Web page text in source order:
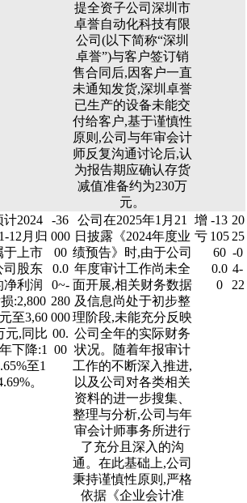
提全资子公司深圳市
卓誉自动化科技有限
公司(以下简称“深圳
卓誉”)与客户签订销
售合同后,因客户一直
未通知发货,深圳卓誉
已生产的设备未能交
付给客户,基于谨慎性
原则,公司与年审会计
师反复沟通讨论后,认
为报告期应确认存货
减值准备约为230万
元。
计2024
12月归
于上市
司股东
净利润
:2,800
至3,60
元,同比
年下降:1
至1
。
-36
000
00
0.0
0~-
280
000
00.
00
公司在2025年1月21
日披露《2024年度业
绩预告》时,由于公司
年度审计工作尚未全
面开展,相关财务数据
及信息尚处于初步整
理阶段,未能充分反映
公司全年的实际财务
状况。随着年报审计
工作的不断深入推进,
以及公司对各类相关
资料的进一步搜集、
整理与分析,公司与年
审会计师事务所进行
了充分且深入的沟
通。在此基础上,公司
秉持谨慎性原则,严格
依据《企业会计准
增
亏
-13
105
60
0.0
0
20
25
-0
4-
22